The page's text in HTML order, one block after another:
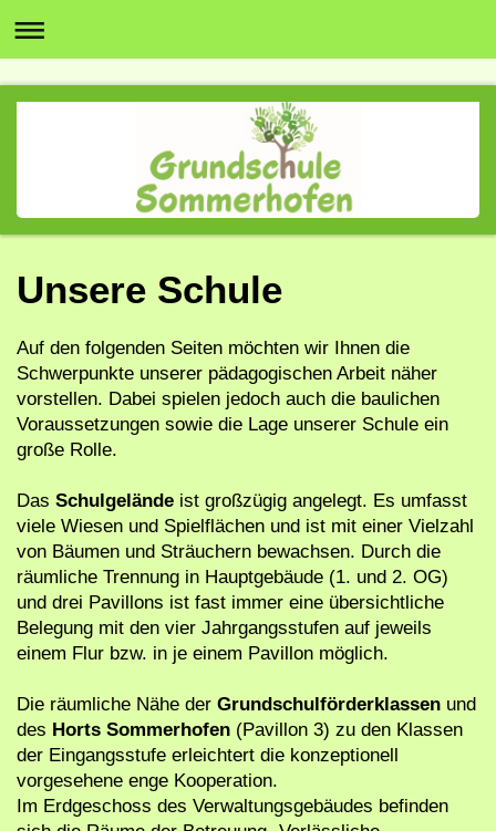
Unsere Schule
Auf den folgenden Seiten möchten wir Ihnen die
Schwerpunkte unserer pädagogischen Arbeit näher
vorstellen. Dabei spielen jedoch auch die baulichen
Voraussetzungen sowie die Lage unserer Schule ein
große Rolle.
Das Schulgelände ist großzügig angelegt. Es umfasst
viele Wiesen und Spielflächen und ist mit einer Vielzahl
von Bäumen und Sträuchern bewachsen. Durch die
räumliche Trennung in Hauptgebäude (1. und 2. OG)
und drei Pavillons ist fast immer eine übersichtliche
Belegung mit den vier Jahrgangsstufen auf jeweils
einem Flur bzw. in je einem Pavillon möglich.
Die räumliche Nähe der Grundschulförderklassen und
des Horts Sommerhofen (Pavillon 3) zu den Klassen
der Eingangsstufe erleichtert die konzeptionell
vorgesehene enge Kooperation.
Im Erdgeschoss des Verwaltungsgebäudes befinden